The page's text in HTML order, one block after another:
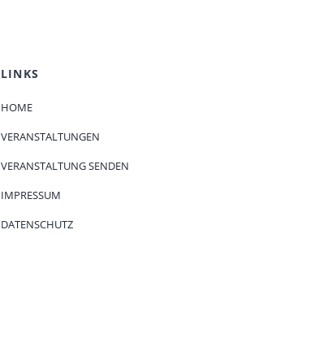
LINKS
HOME
VERANSTALTUNGEN
VERANSTALTUNG SENDEN
IMPRESSUM
DATENSCHUTZ